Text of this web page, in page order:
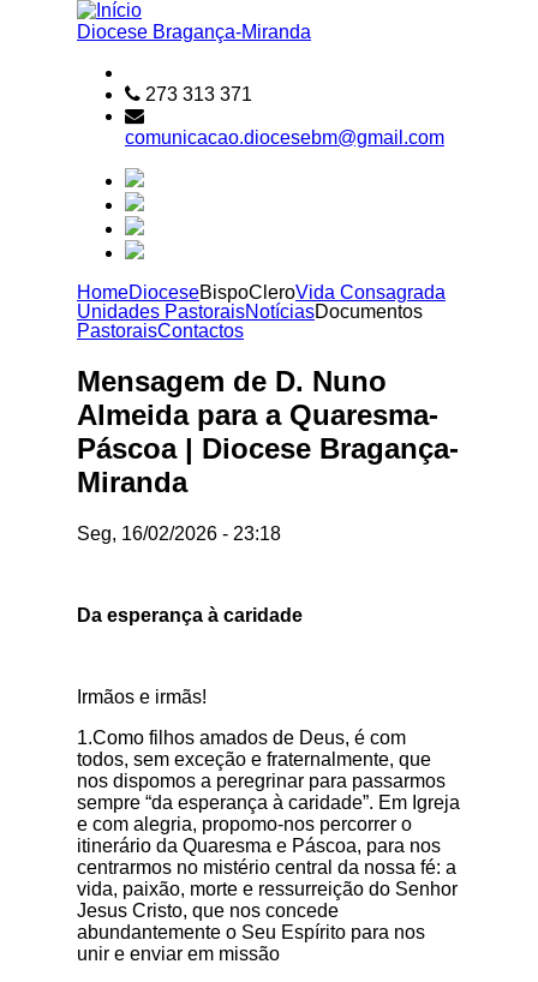
Passar para o conteúdo principal
Diocese Bragança-Miranda
273 313 371
comunicacao.diocesebm@gmail.com
HomeDioceseBispoCleroVida Consagrada
Unidades PastoraisNotíciasDocumentos
PastoraisContactos
Mensagem de D. Nuno
Almeida para a Quaresma-
Páscoa | Diocese Bragança-
Miranda
Seg, 16/02/2026 - 23:18
Da esperança à caridade
Irmãos e irmãs!
1.Como filhos amados de Deus, é com
todos, sem exceção e fraternalmente, que
nos dispomos a peregrinar para passarmos
sempre “da esperança à caridade”. Em Igreja
e com alegria, propomo-nos percorrer o
itinerário da Quaresma e Páscoa, para nos
centrarmos no mistério central da nossa fé: a
vida, paixão, morte e ressurreição do Senhor
Jesus Cristo, que nos concede
abundantemente o Seu Espírito para nos
unir e enviar em missão